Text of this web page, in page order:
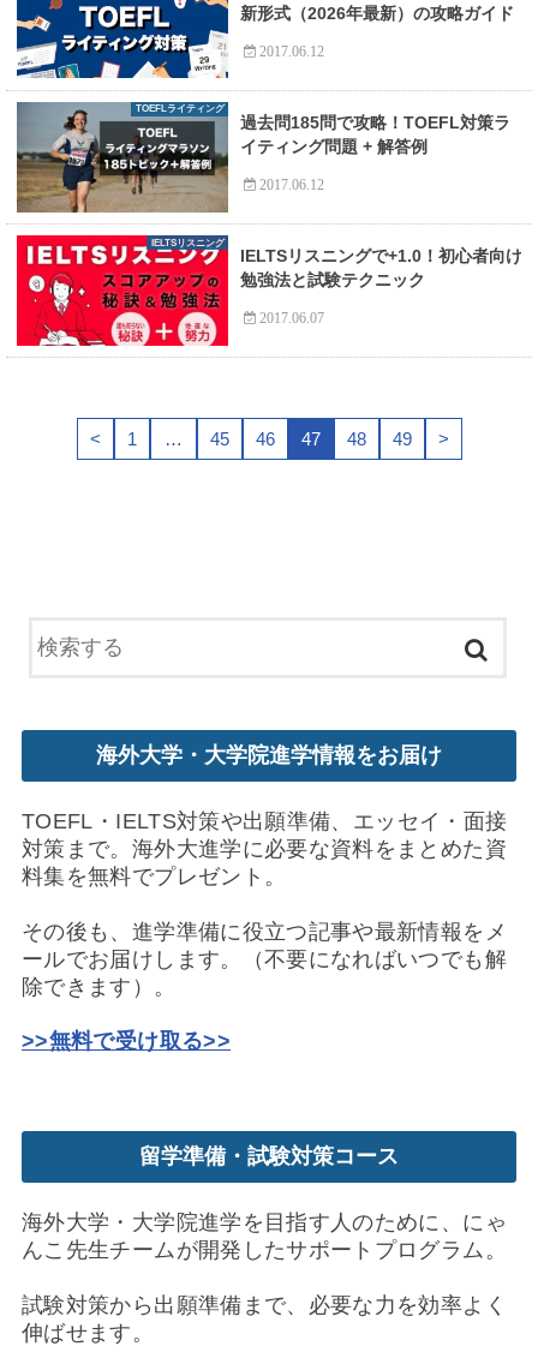
新形式（2026年最新）の攻略ガイド
2017.06.12
TOEFLライティング
過去問185問で攻略！TOEFL対策ラ
イティング問題 + 解答例
2017.06.12
IELTSリスニング
IELTSリスニングで+1.0！初心者向け
勉強法と試験テクニック
2017.06.07
< 1 … 45 46 47 48 49 >
海外大学・大学院進学情報をお届け
TOEFL・IELTS対策や出願準備、エッセイ・面接
対策まで。海外大進学に必要な資料をまとめた資
料集を無料でプレゼント。
その後も、進学準備に役立つ記事や最新情報をメ
ールでお届けします。（不要になればいつでも解
除できます）。
>>無料で受け取る>>
留学準備・試験対策コース
海外大学・大学院進学を目指す人のために、にゃ
んこ先生チームが開発したサポートプログラム。
試験対策から出願準備まで、必要な力を効率よく
伸ばせます。